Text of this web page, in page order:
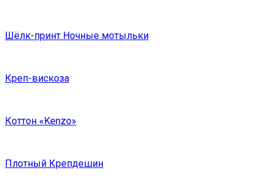
Шёлк-принт Ночные мотыльки
Креп-вискоза
Коттон «Kenzo»
Плотный Крепдешин